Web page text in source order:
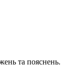
та пояснень.